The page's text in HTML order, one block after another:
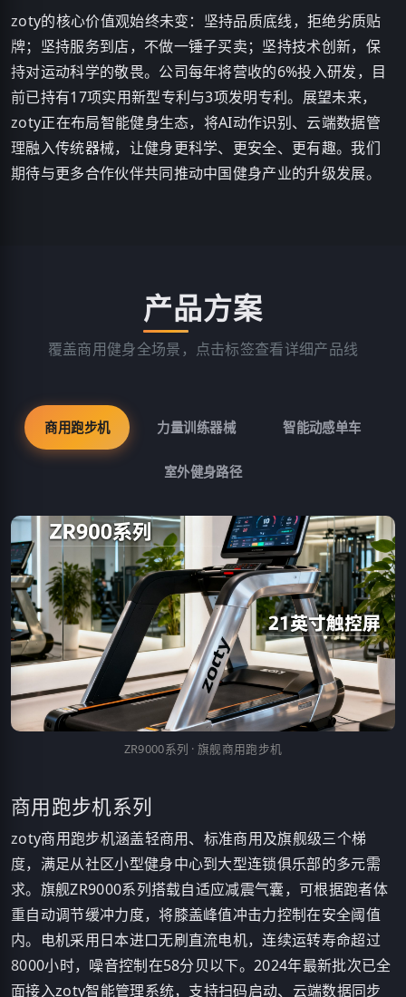
zoty的核心价值观始终未变：坚持品质底线，拒绝劣质贴
牌；坚持服务到店，不做一锤子买卖；坚持技术创新，保
持对运动科学的敬畏。公司每年将营收的6%投入研发，目
前已持有17项实用新型专利与3项发明专利。展望未来，
zoty正在布局智能健身生态，将AI动作识别、云端数据管
理融入传统器械，让健身更科学、更安全、更有趣。我们
期待与更多合作伙伴共同推动中国健身产业的升级发展。
产品方案
覆盖商用健身全场景，点击标签查看详细产品线
商用跑步机 力量训练器械 智能动感单车
室外健身路径
ZR9000系列 · 旗舰商用跑步机
商用跑步机系列
zoty商用跑步机涵盖轻商用、标准商用及旗舰级三个梯
度，满足从社区小型健身中心到大型连锁俱乐部的多元需
求。旗舰ZR9000系列搭载自适应减震气囊，可根据跑者体
重自动调节缓冲力度，将膝盖峰值冲击力控制在安全阈值
内。电机采用日本进口无刷直流电机，连续运转寿命超过
8000小时，噪音控制在58分贝以下。2024年最新批次已全
面接入zoty智能管理系统，支持扫码启动、云端数据同步